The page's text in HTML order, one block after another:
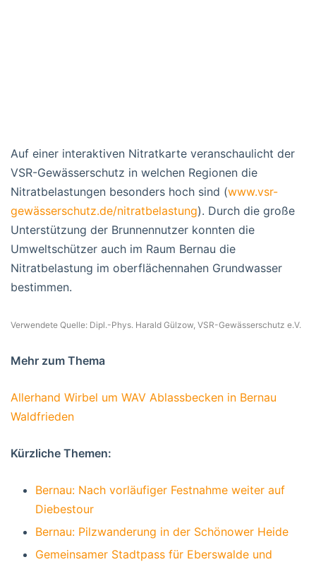
Auf einer interaktiven Nitratkarte veranschaulicht der
VSR-Gewässerschutz in welchen Regionen die
Nitratbelastungen besonders hoch sind (www.vsr-
gewässerschutz.de/nitratbelastung). Durch die große
Unterstützung der Brunnennutzer konnten die
Umweltschützer auch im Raum Bernau die
Nitratbelastung im oberflächennahen Grundwasser
bestimmen.
Verwendete Quelle: Dipl.-Phys. Harald Gülzow, VSR-Gewässerschutz e.V.
Mehr zum Thema
Allerhand Wirbel um WAV Ablassbecken in Bernau
Waldfrieden
Kürzliche Themen:
Bernau: Nach vorläufiger Festnahme weiter auf
Diebestour
Bernau: Pilzwanderung in der Schönower Heide
Gemeinsamer Stadtpass für Eberswalde und